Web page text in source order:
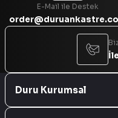
E-Mail ile Destek
Duru Kurumsal